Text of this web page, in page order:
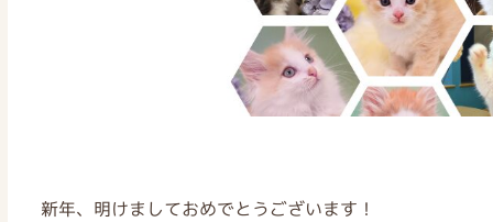
新年、明けましておめでとうございます！